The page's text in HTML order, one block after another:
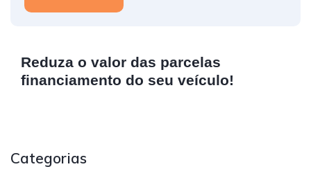
Reduza o valor das parcelas
financiamento do seu veículo!
Categorias